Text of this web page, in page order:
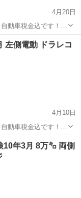
4月20日
動車税金込です！
外登録陸送別となり
ク
左側電動 ドラレコ
4月10日
動車税金込です！
外登録陸送別となり
10年3月 8万㌔ 両側